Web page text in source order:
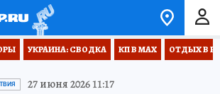
УКРАИНА: СВОДКА КП В МАХ ОТДЫХ В
27 июня 2026 11:17